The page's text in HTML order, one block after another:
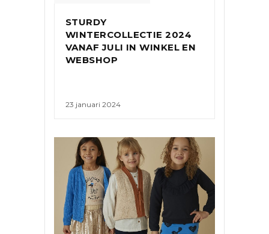
STURDY
WINTERCOLLECTIE 2024
VANAF JULI IN WINKEL EN
WEBSHOP
23 januari 2024